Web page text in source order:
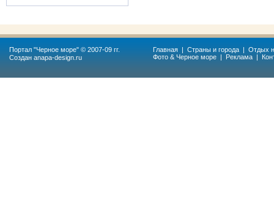
Портал "Черное море" © 2007-09 гг.
Создан anapa-design.ru
Главная | Страны и города | Отдых
Фото & Черное море | Реклама |